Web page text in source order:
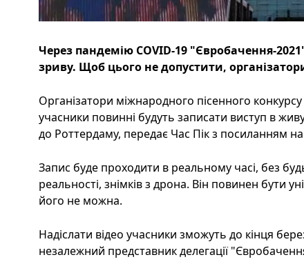
Через пандемію COVID-19 "Євробачення-
зриву. Щоб цього не допустити,
Організатори міжнародного пісенного
учасники повинні будуть записати виступ в
до Роттердаму, передає Час Пік з посиланням на
Запис буде проходити в реальному часі, без
реальності, знімків з дрона. Він повинен бути
його не можна.
Надіслати відео учасники зможуть до кінця
незалежний представник делегації